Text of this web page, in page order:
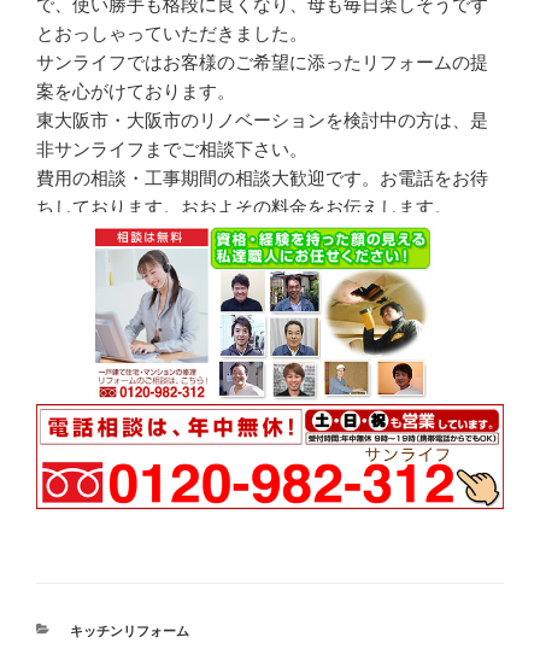
で、使い勝手も格段に良くなり、母も毎日楽しそうです
とおっしゃっていただきました。
サンライフではお客様のご希望に添ったリフォームの提
案を心がけております。
東大阪市・大阪市のリノベーションを検討中の方は、是
非サンライフまでご相談下さい。
費用の相談・工事期間の相談大歓迎です。お電話をお待
ちしております。おおよその料金をお伝えします。
カ
キッチンリフォーム